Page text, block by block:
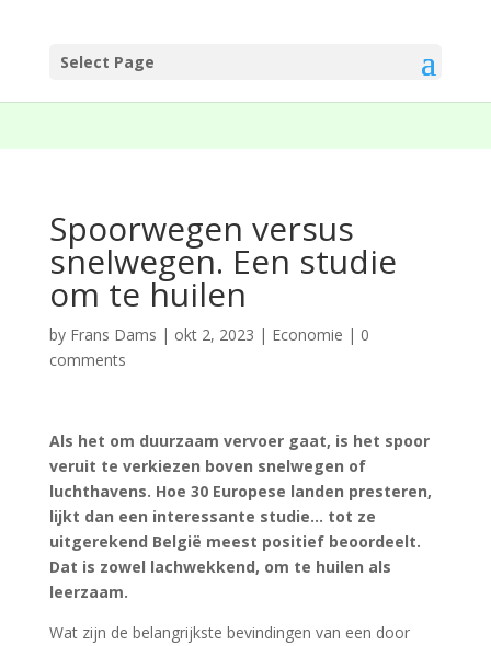
Select Page
Spoorwegen versus
snelwegen. Een studie
om te huilen
by Frans Dams | okt 2, 2023 | Economie | 0
comments
Als het om duurzaam vervoer gaat, is het spoor
veruit te verkiezen boven snelwegen of
luchthavens. Hoe 30 Europese landen presteren,
lijkt dan een interessante studie… tot ze
uitgerekend België meest positief beoordeelt.
Dat is zowel lachwekkend, om te huilen als
leerzaam.
Wat zijn de belangrijkste bevindingen van een door